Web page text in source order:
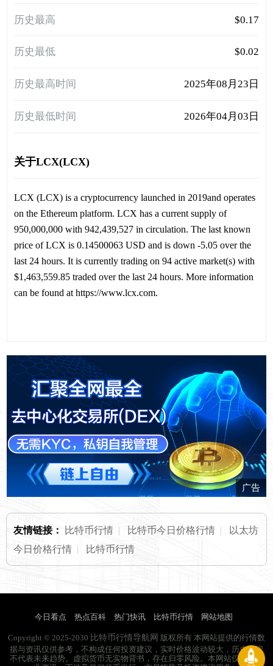
历史最高 $0.17
历史最低 $0.02
历史最高时间 2025年08月23日
历史最低时间 2026年04月03日
关于LCX(LCX)
LCX (LCX) is a cryptocurrency launched in 2019and operates
on the Ethereum platform. LCX has a current supply of
950,000,000 with 942,439,527 in circulation. The last known
price of LCX is 0.14500063 USD and is down -5.05 over the
last 24 hours. It is currently trading on 94 active market(s) with
$1,463,559.85 traded over the last 24 hours. More information
can be found at https://www.lcx.com.
广告
友情链接： 比特币行情 | 比特币今日价格行情 |
以太坊
今日价格行情 | 比特币行情
今日看点 热点百科 热门快讯 比特币行情 网站地图
Copyright © 2025-2030 比特币行情导航网 版权所有 本网站提供的行情数
据与资讯仅供参考，不构成任何投资建议，实时价格波动较大，历史表现
不代表未来趋势。虚拟货币无实物背书，存在归零风险。本网站仅提供行